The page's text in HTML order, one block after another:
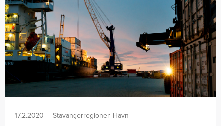
17.2.2020 – Stavangerregionen Havn